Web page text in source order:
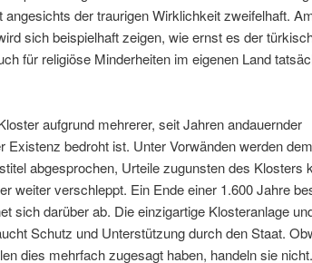
angesichts der traurigen Wirklichkeit zweifelhaft.
sich beispielhaft zeigen, wie ernst es der
für religiöse Minderheiten im eigenen Land
aufgrund mehrerer, seit Jahren andauernder
Existenz bedroht ist. Unter Vorwänden werden
abgesprochen, Urteile zugunsten des Klosters
weiter verschleppt. Ein Ende einer 1.600 Jahre
sich darüber ab. Die einzigartige Klosteranlage
Schutz und Unterstützung durch den Staat.
dies mehrfach zugesagt haben, handeln sie